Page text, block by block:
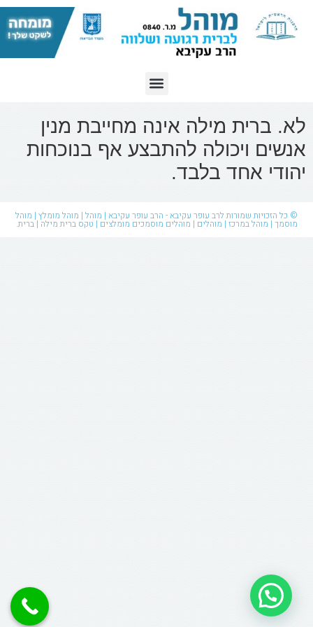
לא. ברית מילה אינה מחייבת מנין
אנשים ויכולה להתבצע אף בנוכחות
יהודי אחד בלבד.
© כל הזכויות שמורות לרב עופר עקיבא - הרב עופר עקיבא | מוהל | מוהל מומלץ | מוהל
מוסמך | מוהל במרכז | מוהלים | מוהלים מוסמכים מומלצים | טקס ברית מילה | ברית.